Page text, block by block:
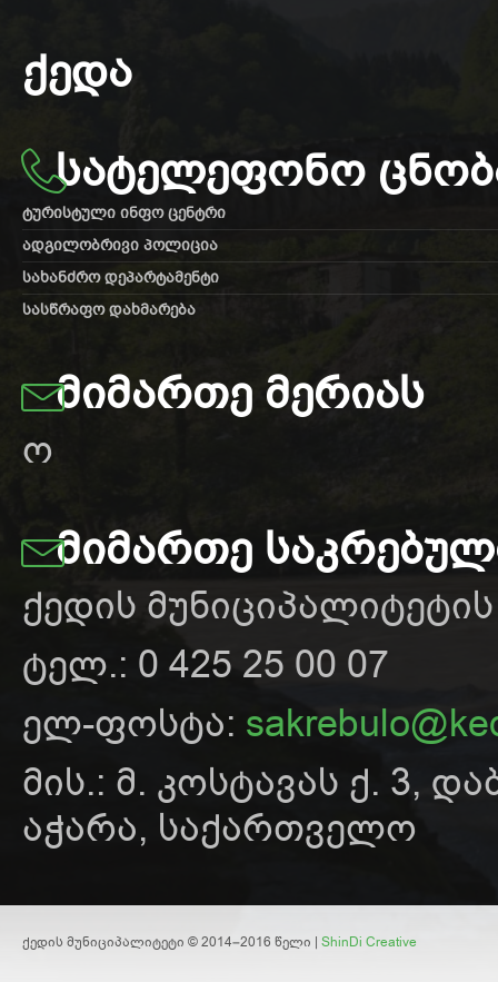
ᲥᲔᲓᲐ
ᲡᲐᲢᲔᲚᲔᲤᲝᲜᲝ
ტურისტული ინფო ცენტრი
ადგილობრივი პოლიცია
სახანძრო დეპარტამენტი
სასწრაფო დახმარება
ᲛᲘᲛᲐᲠᲗᲔ ᲛᲔᲠᲘᲐᲡ
ო
ᲛᲘᲛᲐᲠᲗᲔ
ქედის
ტელ.: 0 425 25 00 07
ელ-ფოსტა:
მის.: მ. კოსტავას ქ. 3,
აჭარა, საქართველო
ქედის მუნიციპალიტეტი © 2014–2016 წელი | ShinDi Creative